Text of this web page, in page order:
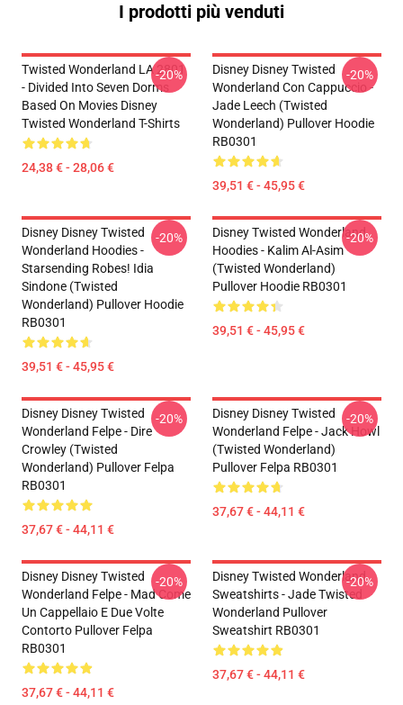
I prodotti più venduti
Twisted Wonderland LA 2801
- Divided Into Seven Dorms
Based On Movies Disney
Twisted Wonderland T-Shirts
24,38 € - 28,06 €
-20%
Disney Disney Twisted
Wonderland Con Cappuccio -
Jade Leech (Twisted
Wonderland) Pullover Hoodie
RB0301
39,51 € - 45,95 €
-20%
Disney Disney Twisted
Wonderland Hoodies -
Starsending Robes! Idia
Sindone (Twisted
Wonderland) Pullover Hoodie
RB0301
39,51 € - 45,95 €
-20%
Disney Twisted Wonderland
Hoodies - Kalim Al-Asim
(Twisted Wonderland)
Pullover Hoodie RB0301
39,51 € - 45,95 €
-20%
Disney Disney Twisted
Wonderland Felpe - Dire
Crowley (Twisted
Wonderland) Pullover Felpa
RB0301
37,67 € - 44,11 €
-20%
Disney Disney Twisted
Wonderland Felpe - Jack Howl
(Twisted Wonderland)
Pullover Felpa RB0301
37,67 € - 44,11 €
-20%
Disney Disney Twisted
Wonderland Felpe - Mad Come
Un Cappellaio E Due Volte
Contorto Pullover Felpa
RB0301
37,67 € - 44,11 €
-20%
Disney Twisted Wonderland
Sweatshirts - Jade Twisted
Wonderland Pullover
Sweatshirt RB0301
37,67 € - 44,11 €
-20%